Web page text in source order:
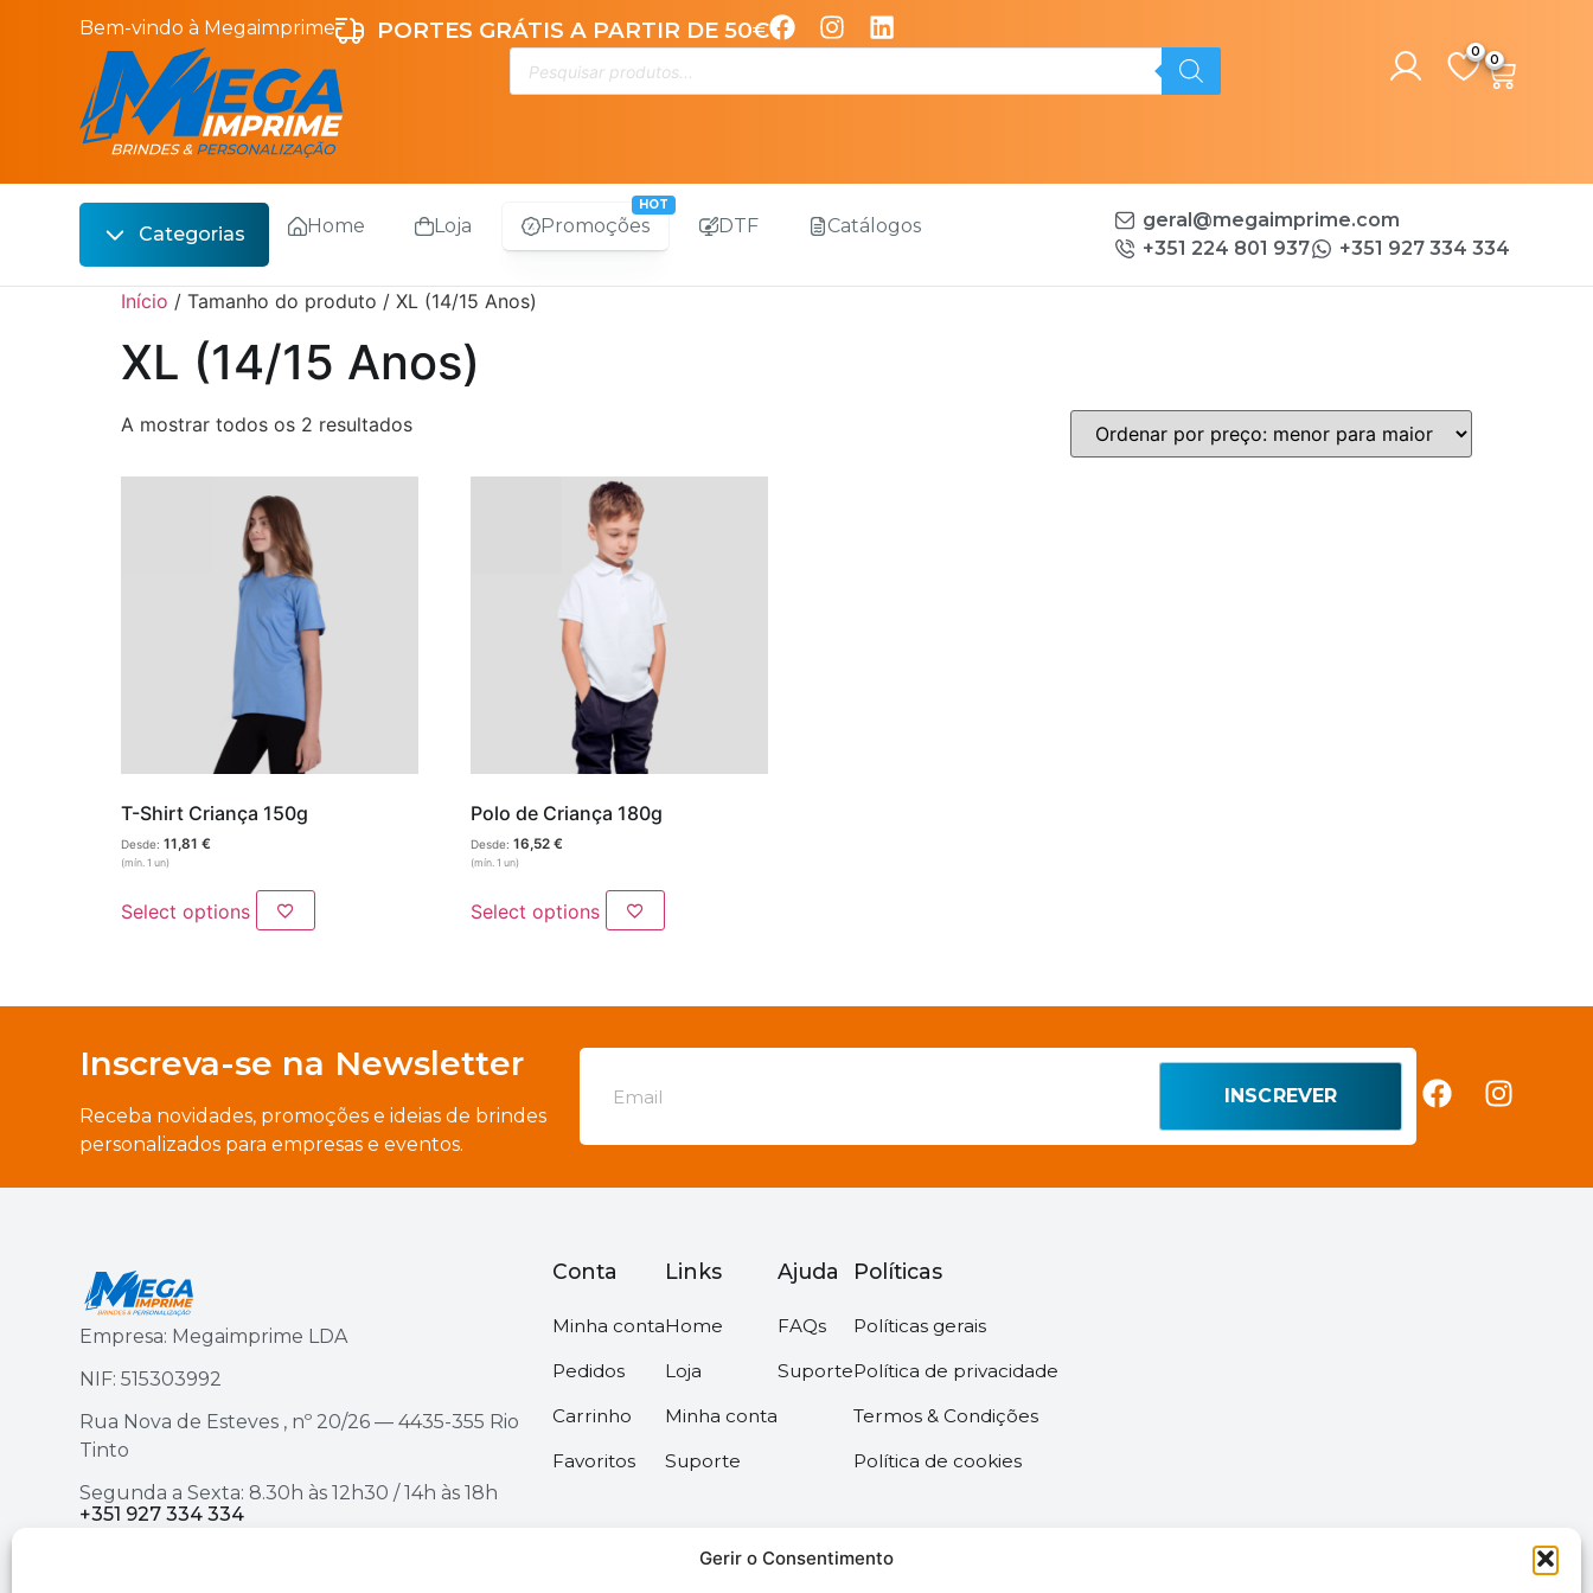
Gerir o Consentimento
Bem-vindo à Megaimprime PORTES GRÁTIS A PARTIR DE 50€
0
Categorias
Escrita
Sacos
Vestuário Laboral
Home Loja Promoções DTF Catálogos
geral@megaimprime.com
+351 224 801 937
+351 927 334 334
Início / Tamanho do produto / XL (14/15 Anos)
XL (14/15 Anos)
A mostrar todos os 2 resultados
T-Shirt Criança 150g
Desde: 11,81 €
(mín. 1 un)
Select options
Polo de Criança 180g
Desde: 16,52 €
(mín. 1 un)
Select options
Inscreva-se na Newsletter
Receba novidades, promoções e ideias de brindes
personalizados para empresas e eventos.
INSCREVER
Empresa: Megaimprime LDA
NIF: 515303992
Rua Nova de Esteves , nº 20/26 — 4435-355 Rio
Tinto
Segunda a Sexta: 8.30h às 12h30 / 14h às 18h
+351 927 334 334
Conta
Minha conta
Pedidos
Carrinho
Favoritos
Links
Home
Loja
Minha conta
Suporte
Ajuda
FAQs
Suporte
Políticas
Políticas gerais
Política de privacidade
Termos & Condições
Política de cookies